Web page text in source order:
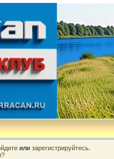
или зарегистрируйтесь